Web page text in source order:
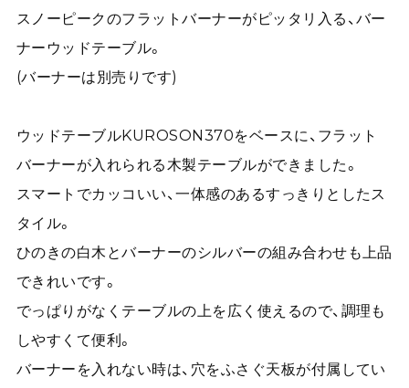
スノーピークのフラットバーナーがピッタリ入る、バー
ナーウッドテーブル。
(バーナーは別売りです)
ウッドテーブルKUROSON370をベースに、フラット
バーナーが入れられる木製テーブルができました。
スマートでカッコいい、一体感のあるすっきりとしたス
タイル。
ひのきの白木とバーナーのシルバーの組み合わせも上品
できれいです。
でっぱりがなくテーブルの上を広く使えるので、調理も
しやすくて便利。
バーナーを入れない時は、穴をふさぐ天板が付属してい